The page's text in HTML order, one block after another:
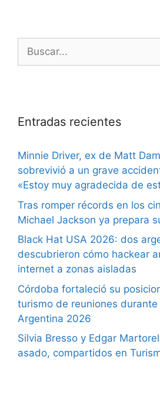
Entradas recientes
Minnie Driver, ex de Matt
sobrevivió a un grave
«Estoy muy agradecida de
Tras romper récords en los
Michael Jackson ya prepara
Black Hat USA 2026: dos
descubrieron cómo hackear
internet a zonas aisladas
Córdoba fortaleció su
turismo de reuniones
Argentina 2026
Silvia Bresso y Edgar
asado, compartidos en